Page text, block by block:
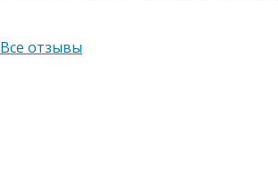
Все отзывы